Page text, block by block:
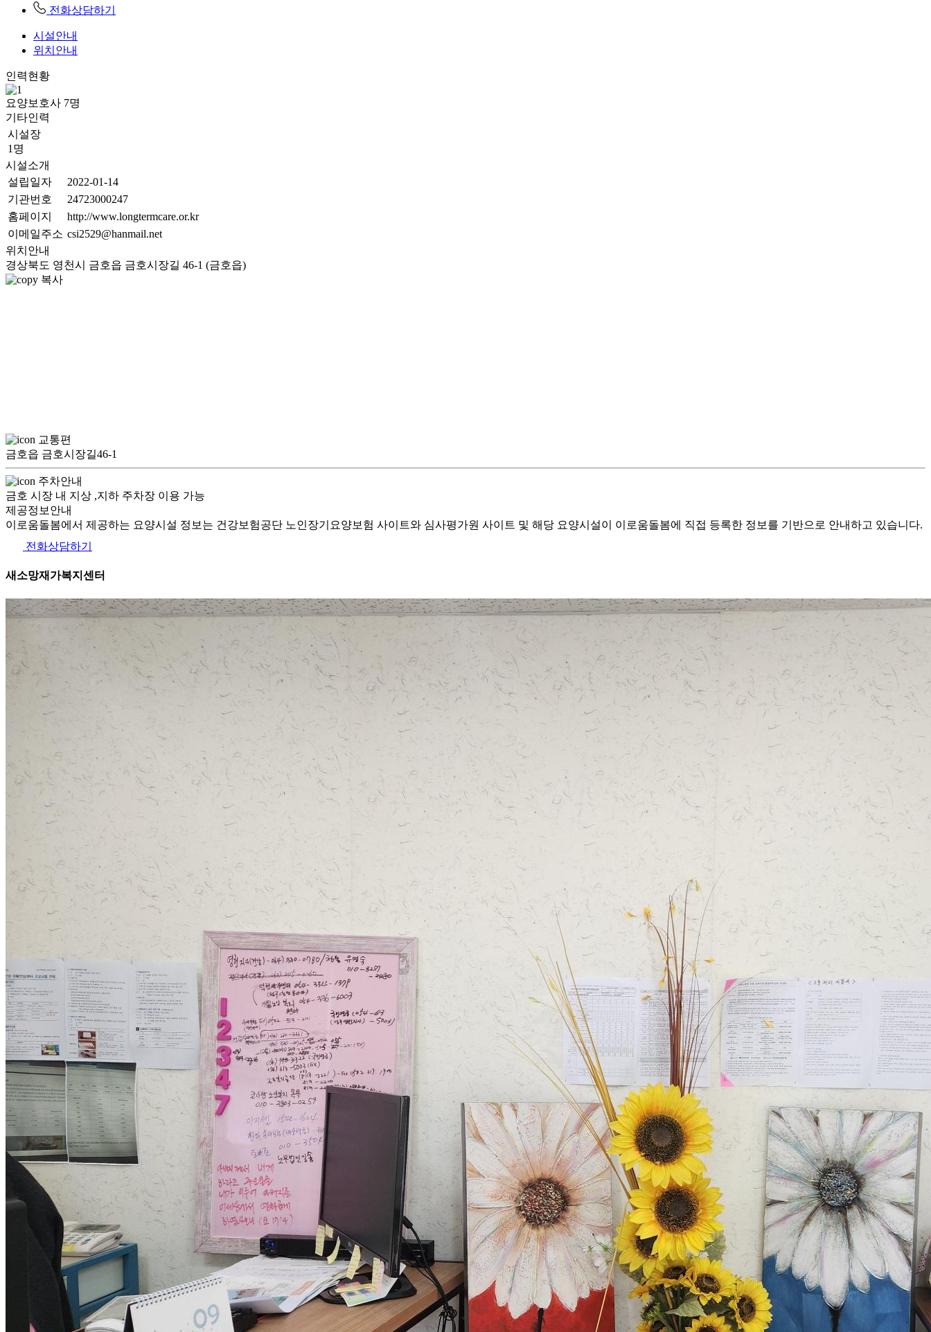
전화상담하기
시설안내
위치안내
인력현황
요양보호사 7명
기타인력
시설장
1명
시설소개
설립일자
2022-01-14
기관번호
24723000247
홈페이지
http://www.longtermcare.or.kr
이메일주소 csi2529@hanmail.net
위치안내
경상북도 영천시 금호읍 금호시장길 46-1 (금호읍)
복사
교통편
금호읍 금호시장길46-1
주차안내
금호 시장 내 지상 ,지하 주차장 이용 가능
제공정보안내
이로움돌봄에서 제공하는 요양시설 정보는 건강보험공단 노인장기요양보험 사이트와 심사평가원 사이트 및 해당 요양시설이 이로움돌봄에 직접 등록한 정보를 기반으로 안내하고 있습니다.
전화상담하기
새소망재가복지센터